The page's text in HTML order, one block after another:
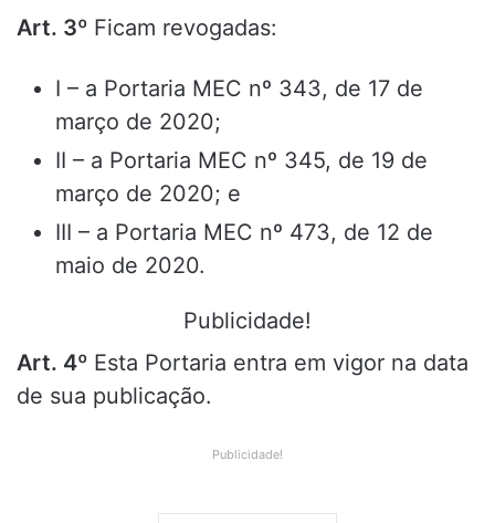
Art. 3º Ficam revogadas:
I – a Portaria MEC nº 343, de 17 de
março de 2020;
II – a Portaria MEC nº 345, de 19 de
março de 2020; e
III – a Portaria MEC nº 473, de 12 de
maio de 2020.
Publicidade!
Art. 4º Esta Portaria entra em vigor na data
de sua publicação.
Publicidade!